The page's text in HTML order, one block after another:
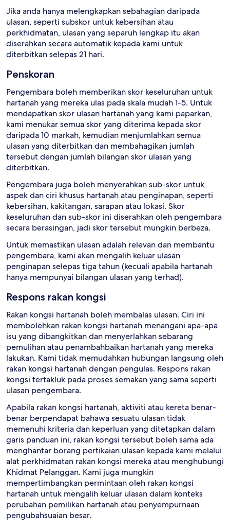
Jika anda hanya melengkapkan sebahagian daripada
ulasan, seperti subskor untuk kebersihan atau
perkhidmatan, ulasan yang separuh lengkap itu akan
diserahkan secara automatik kepada kami untuk
diterbitkan selepas 21 hari.
Penskoran
Pengembara boleh memberikan skor keseluruhan untuk
hartanah yang mereka ulas pada skala mudah 1-5. Untuk
mendapatkan skor ulasan hartanah yang kami paparkan,
kami menukar semua skor yang diterima kepada skor
daripada 10 markah, kemudian menjumlahkan semua
ulasan yang diterbitkan dan membahagikan jumlah
tersebut dengan jumlah bilangan skor ulasan yang
diterbitkan.
Pengembara juga boleh menyerahkan sub-skor untuk
aspek dan ciri khusus hartanah atau penginapan, seperti
kebersihan, kakitangan, sarapan atau lokasi. Skor
keseluruhan dan sub-skor ini diserahkan oleh pengembara
secara berasingan, jadi skor tersebut mungkin berbeza.
Untuk memastikan ulasan adalah relevan dan membantu
pengembara, kami akan mengalih keluar ulasan
penginapan selepas tiga tahun (kecuali apabila hartanah
hanya mempunyai bilangan ulasan yang terhad).
Respons rakan kongsi
Rakan kongsi hartanah boleh membalas ulasan. Ciri ini
membolehkan rakan kongsi hartanah menangani apa-apa
isu yang dibangkitkan dan menyerlahkan sebarang
pemulihan atau penambahbaikan hartanah yang mereka
lakukan. Kami tidak memudahkan hubungan langsung oleh
rakan kongsi hartanah dengan pengulas. Respons rakan
kongsi tertakluk pada proses semakan yang sama seperti
ulasan pengembara.
Apabila rakan kongsi hartanah, aktiviti atau kereta benar-
benar berpendapat bahawa sesuatu ulasan tidak
memenuhi kriteria dan keperluan yang ditetapkan dalam
garis panduan ini, rakan kongsi tersebut boleh sama ada
menghantar borang pertikaian ulasan kepada kami melalui
alat perkhidmatan rakan kongsi mereka atau menghubungi
Khidmat Pelanggan. Kami juga mungkin
mempertimbangkan permintaan oleh rakan kongsi
hartanah untuk mengalih keluar ulasan dalam konteks
perubahan pemilikan hartanah atau penyempurnaan
pengubahsuaian besar.